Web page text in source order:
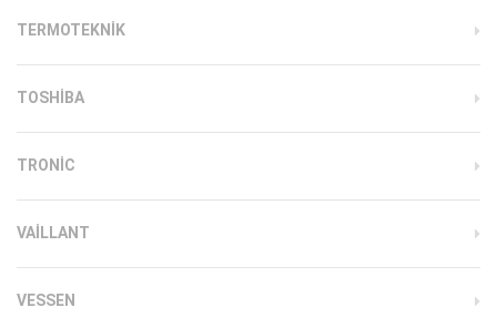
TERMOTEKNIK
TOSHIBA
TRONIC
VAILLANT
VESSEN